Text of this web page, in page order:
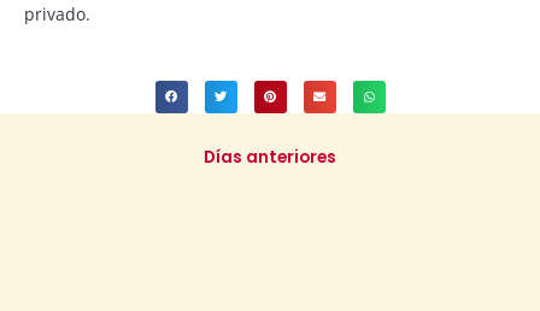
privado.
Días anteriores